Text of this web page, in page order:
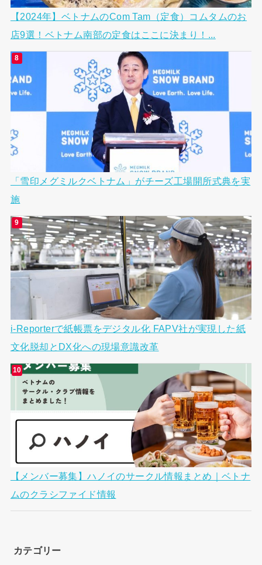
【2024年】ベトナムのCom Tam（定食）コムタムのお
店9選！ベトナム南部の定食はここに決まり！...
「雪印メグミルクベトナム」がチーズ工場開所式典を実
施
i-Reporterで紙帳票をデジタル化 FAPV社が実現した紙
文化脱却とDX化への現場意識改革
【メンバー募集】ハノイのサークル情報まとめ｜ベトナ
ムのクラシファイド情報
カテゴリー